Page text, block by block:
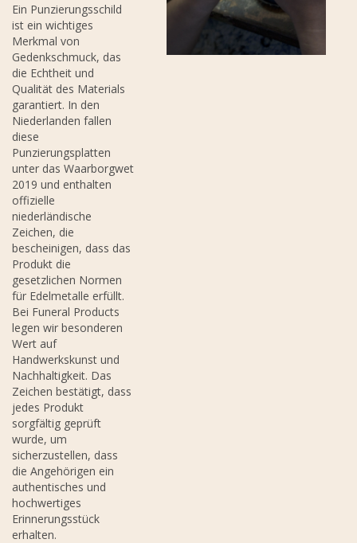
Ein Punzierungsschild
ist ein wichtiges
Merkmal von
Gedenkschmuck, das
die Echtheit und
Qualität des Materials
garantiert. In den
Niederlanden fallen
diese
Punzierungsplatten
unter das Waarborgwet
2019 und enthalten
offizielle
niederländische
Zeichen, die
bescheinigen, dass das
Produkt die
gesetzlichen Normen
für Edelmetalle erfüllt.
Bei Funeral Products
legen wir besonderen
Wert auf
Handwerkskunst und
Nachhaltigkeit. Das
Zeichen bestätigt, dass
jedes Produkt
sorgfältig geprüft
wurde, um
sicherzustellen, dass
die Angehörigen ein
authentisches und
hochwertiges
Erinnerungsstück
erhalten.